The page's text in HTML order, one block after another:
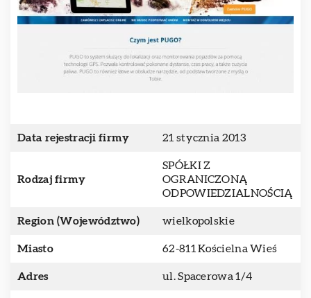
Data rejestracji firmy 21 stycznia 2013
Rodzaj firmy
SPÓŁKI Z
OGRANICZONĄ
ODPOWIEDZIALNOŚCIĄ
Region (Województwo) wielkopolskie
Miasto 62-811 Kościelna Wieś
Adres ul. Spacerowa 1/4